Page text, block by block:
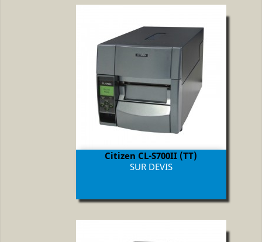
Citizen CL-S700II (TT)
Prix
SUR DEVIS